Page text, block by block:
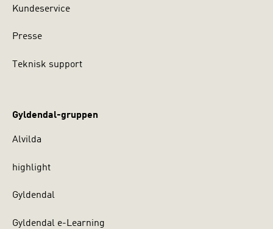
Kundeservice
Presse
Teknisk support
Gyldendal-gruppen
Alvilda
highlight
Gyldendal
Gyldendal e-Learning